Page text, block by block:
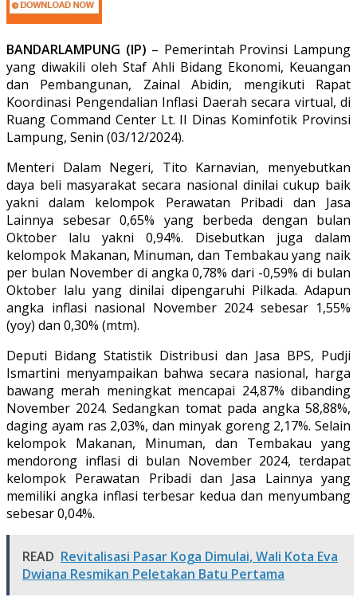
BANDARLAMPUNG (IP) – Pemerintah Provinsi Lampung
yang diwakili oleh Staf Ahli Bidang Ekonomi, Keuangan
dan Pembangunan, Zainal Abidin, mengikuti Rapat
Koordinasi Pengendalian Inflasi Daerah secara virtual, di
Ruang Command Center Lt. II Dinas Kominfotik Provinsi
Lampung, Senin (03/12/2024).
Menteri Dalam Negeri, Tito Karnavian, menyebutkan
daya beli masyarakat secara nasional dinilai cukup baik
yakni dalam kelompok Perawatan Pribadi dan Jasa
Lainnya sebesar 0,65% yang berbeda dengan bulan
Oktober lalu yakni 0,94%. Disebutkan juga dalam
kelompok Makanan, Minuman, dan Tembakau yang naik
per bulan November di angka 0,78% dari -0,59% di bulan
Oktober lalu yang dinilai dipengaruhi Pilkada. Adapun
angka inflasi nasional November 2024 sebesar 1,55%
(yoy) dan 0,30% (mtm).
Deputi Bidang Statistik Distribusi dan Jasa BPS, Pudji
Ismartini menyampaikan bahwa secara nasional, harga
bawang merah meningkat mencapai 24,87% dibanding
November 2024. Sedangkan tomat pada angka 58,88%,
daging ayam ras 2,03%, dan minyak goreng 2,17%. Selain
kelompok Makanan, Minuman, dan Tembakau yang
mendorong inflasi di bulan November 2024, terdapat
kelompok Perawatan Pribadi dan Jasa Lainnya yang
memiliki angka inflasi terbesar kedua dan menyumbang
sebesar 0,04%.
READ Revitalisasi Pasar Koga Dimulai, Wali Kota Eva
Dwiana Resmikan Peletakan Batu Pertama